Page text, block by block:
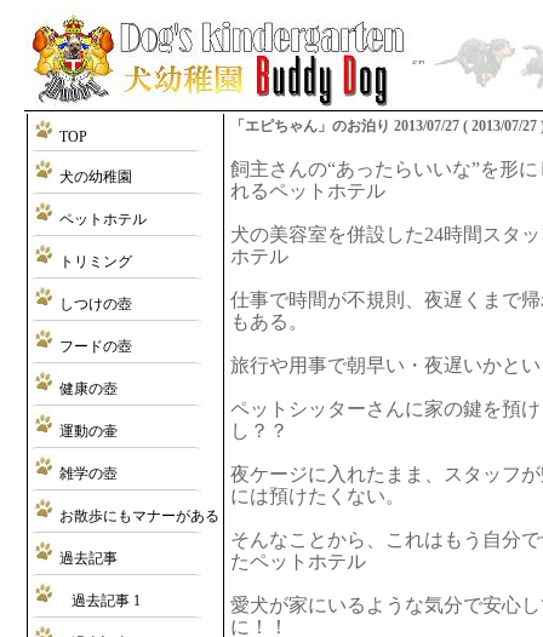
TOP
犬の幼稚園
ペットホテル
トリミング
しつけの壺
フードの壺
健康の壺
運動の壷
雑学の壺
お散歩にもマナーがある
過去記事
過去記事 1
「エピちゃん」のお泊り 2013/07/27 ( 2013/07/27
飼主さんの“あったらいいな”を形
れるペットホテル
犬の美容室を併設した24時間スタ
ホテル
仕事で時間が不規則、夜遅くまで
もある。
旅行や用事で朝早い・夜遅いかと
ペットシッターさんに家の鍵を預
し？？
夜ケージに入れたまま、スタッフ
には預けたくない。
そんなことから、これはもう自分
たペットホテル
愛犬が家にいるような気分で安心
に！！